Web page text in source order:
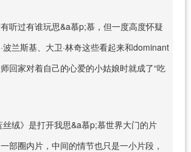
听过有谁玩思&a慕p;慕，但一度高度怀疑
波兰斯基、大卫·林奇这些看起来和dominant
回家对着自己的心爱的小姑娘时就成了“吃
丝绒》是打开我思&a慕p;慕世界大门的片
部圈内片，中间的情节也只是一小片段，